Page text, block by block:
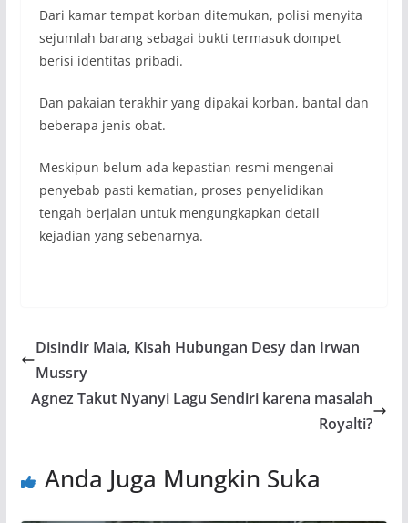
Dari kamar tempat korban ditemukan, polisi menyita
sejumlah barang sebagai bukti termasuk dompet
berisi identitas pribadi.
Dan pakaian terakhir yang dipakai korban, bantal dan
beberapa jenis obat.
Meskipun belum ada kepastian resmi mengenai
penyebab pasti kematian, proses penyelidikan
tengah berjalan untuk mengungkapkan detail
kejadian yang sebenarnya.
Disindir Maia, Kisah Hubungan Desy dan Irwan
Mussry
Agnez Takut Nyanyi Lagu Sendiri karena masalah
Royalti?
Anda Juga Mungkin Suka